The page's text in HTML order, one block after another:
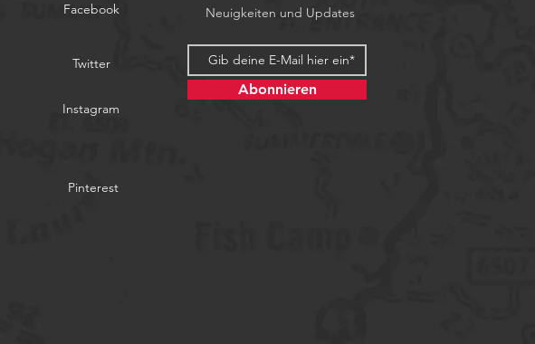
Facebook
Twitter
Instagram
Neuigkeiten und Updates
Abonnieren
Pinterest